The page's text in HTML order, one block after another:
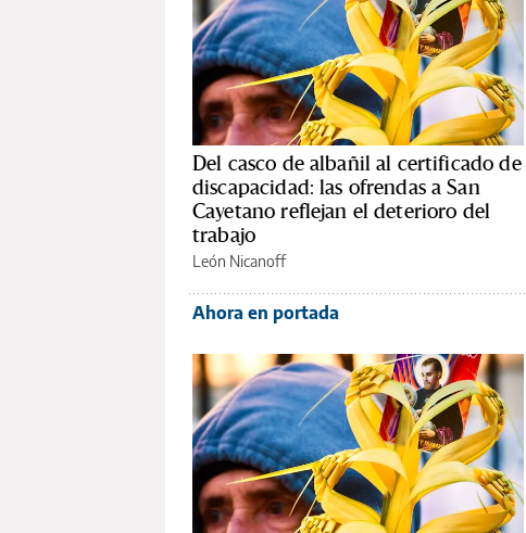
Del casco de albañil al certificado de
discapacidad: las ofrendas a San
Cayetano reflejan el deterioro del
trabajo
León Nicanoff
Ahora en portada